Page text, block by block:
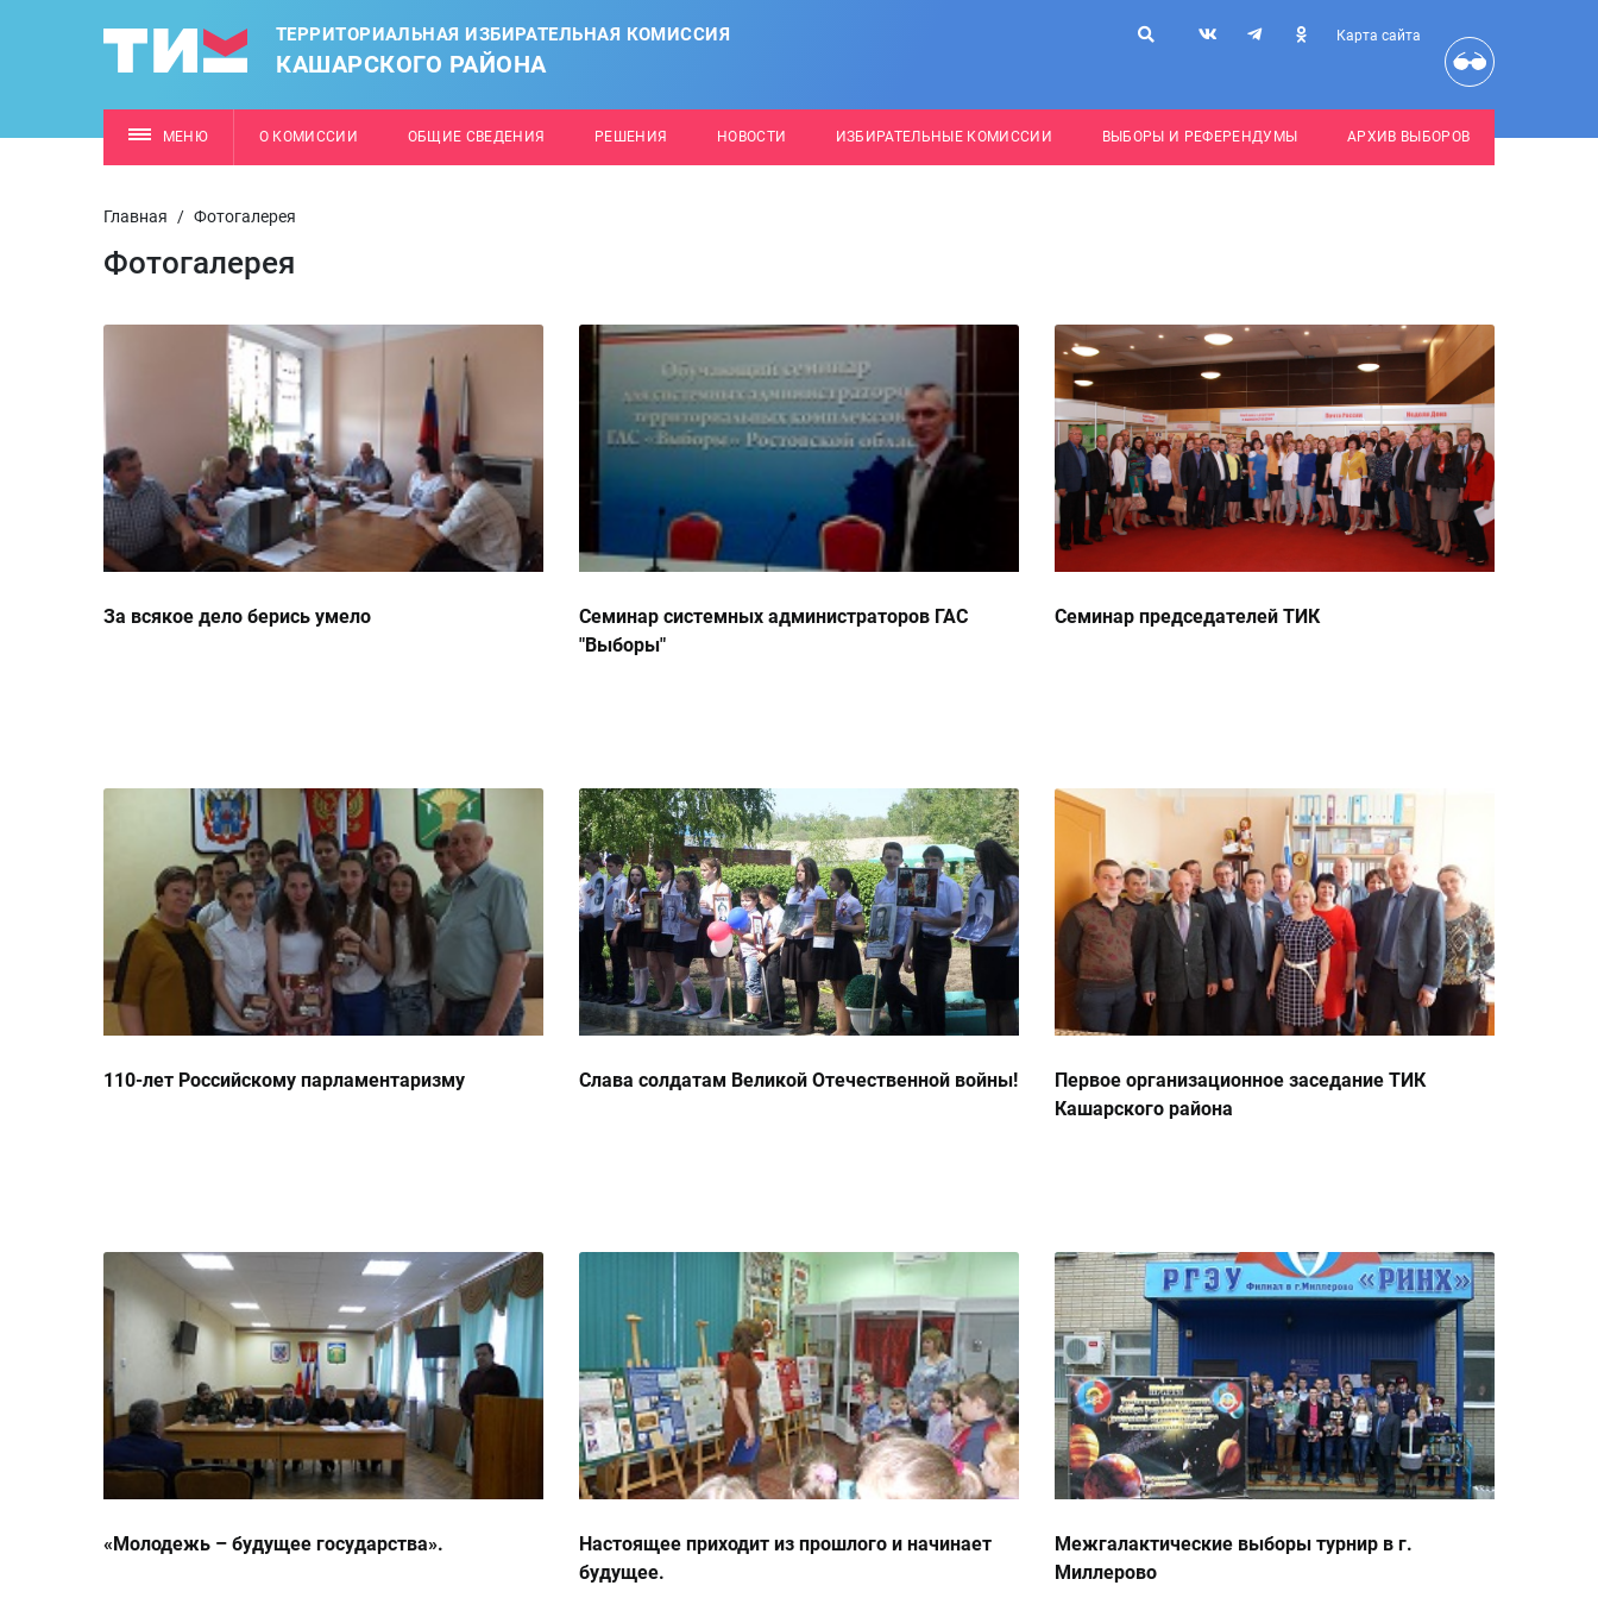
ТЕРРИТОРИАЛЬНАЯ ИЗБИРАТЕЛЬНАЯ КОМИССИЯ
КАШАРСКОГО РАЙОНА
Карта сайта
МЕНЮ О КОМИССИИ ОБЩИЕ СВЕДЕНИЯ РЕШЕНИЯ НОВОСТИ ИЗБИРАТЕЛЬНЫЕ КОМИССИИ ВЫБОРЫ И РЕФЕРЕНДУМЫ АРХИВ ВЫБОРОВ
Главная / Фотогалерея
Фотогалерея
За всякое дело берись умело
Семинар системных администраторов ГАС
"Выборы"
Семинар председателей ТИК
110-лет Российскому парламентаризму Слава солдатам Великой Отечественной войны!
Первое организационное заседание ТИК
Кашарского района
«Молодежь – будущее государства».
Настоящее приходит из прошлого и начинает
будущее.
Межгалактические выборы турнир в г.
Миллерово